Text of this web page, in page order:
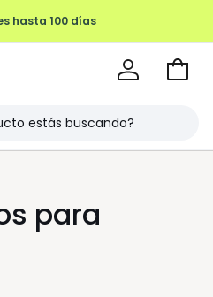
hasta 100 días
Ir
para